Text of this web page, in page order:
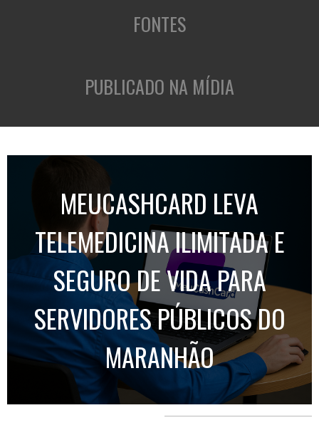
FONTES
PUBLICADO NA MÍDIA
MEUCASHCARD LEVA
TELEMEDICINA ILIMITADA E
SEGURO DE VIDA PARA
SERVIDORES PÚBLICOS DO
MARANHÃO